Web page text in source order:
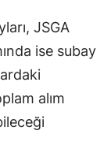
JSGA
ise subay
alım